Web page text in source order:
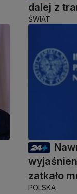
dalej z
ŚWIAT
zatkało
POLSKA